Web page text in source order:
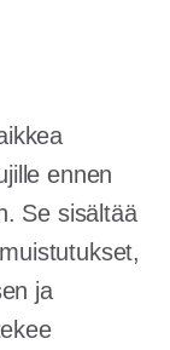
ennen
Se sisältää
ja